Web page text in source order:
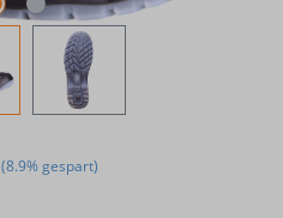
(8.9% gespart)